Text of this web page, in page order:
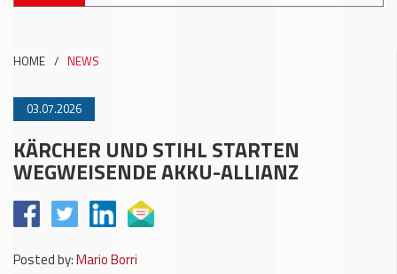
HOME / NEWS
03.07.2026
KÄRCHER UND STIHL STARTEN
WEGWEISENDE AKKU-ALLIANZ
Posted by:Mario Borri